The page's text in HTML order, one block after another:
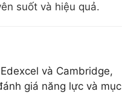
suốt và hiệu quả.
và Cambridge,
giá năng lực và mục